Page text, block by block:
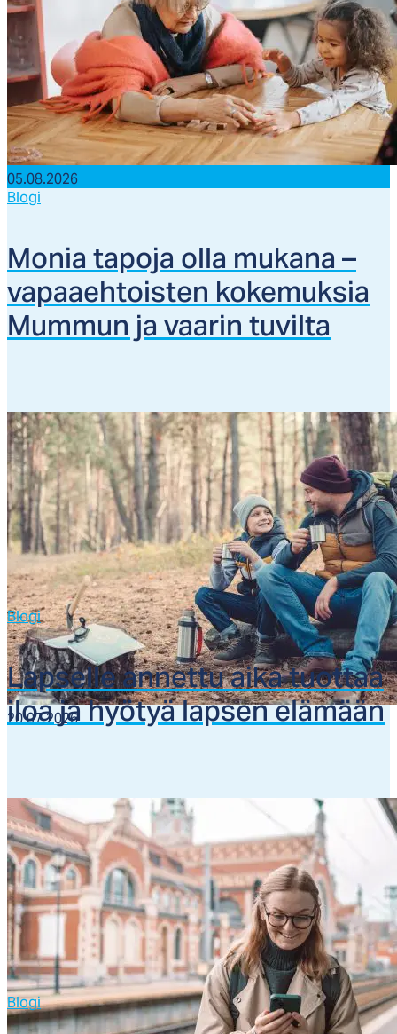
05.08.2026
Blogi
Mo­nia ta­po­ja ol­la mu­ka­na –
va­paaeh­tois­ten ko­ke­muk­sia
Mum­mun ja vaa­rin tu­vil­ta
20.07.2026
Blogi
Lap­sel­le an­net­tu ai­ka tuot­taa
iloa ja hyö­tyä lap­sen elä­mään
Blogi